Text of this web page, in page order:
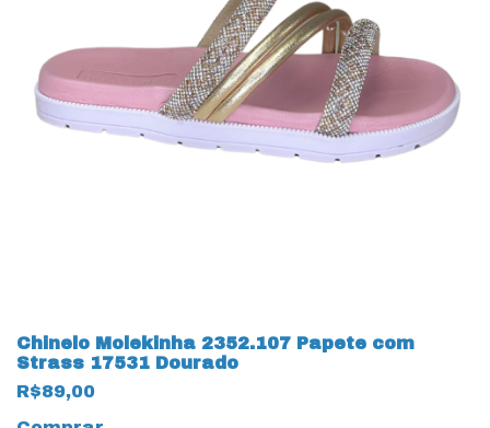
Chinelo Molekinha 2352.107 Papete com
Strass 17531 Dourado
R$89,00